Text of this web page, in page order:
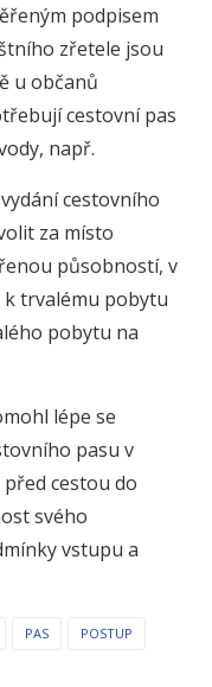
podpisem
zřetele jsou
u občanů
cestovní pas
např.
cestovního
za místo
působností, v
k trvalému pobytu
pobytu na
lépe se
pasu v
cestou do
svého
vstupu a
PAS POSTUP